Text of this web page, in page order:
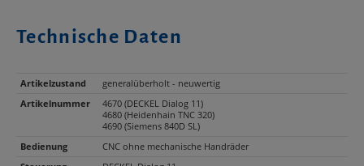
Technische Daten
Artikelzustand
generalüberholt - neuwertig
Artikelnummer
4670 (DECKEL Dialog 11)
4680 (Heidenhain TNC 320)
4690 (Siemens 840D SL)
Bedienung
CNC ohne mechanische Handräder